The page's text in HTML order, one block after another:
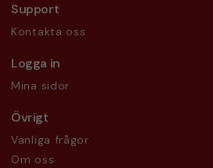
Support
Kontakta oss
Logga in
Mina sidor
Övrigt
Vanliga frågor
Om oss